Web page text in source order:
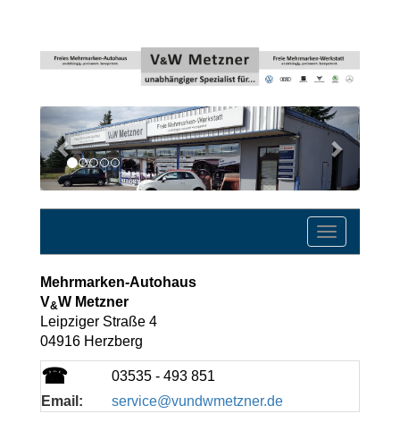
Previous Next
Toggle
Mehrmarken-Autohaus
V&W Metzner
Leipziger Straße 4
04916 Herzberg
☎
03535 - 493 851
Email:
service@vundwmetzner.de